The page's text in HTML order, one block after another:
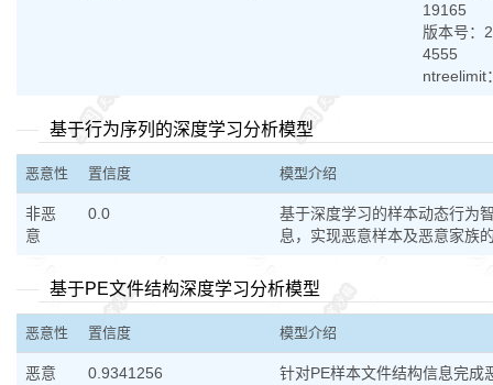
19165
版本号：
4555
ntreelimit
基于行为序列的深度学习分析模型
恶意性 置信度 模型介绍
非恶
意
0.0
基于深度学习的样本动态行为
息，实现恶意样本及恶意家族
基于PE文件结构深度学习分析模型
恶意性 置信度 模型介绍
恶意 0.9341256
针对PE样本文件结构信息完成